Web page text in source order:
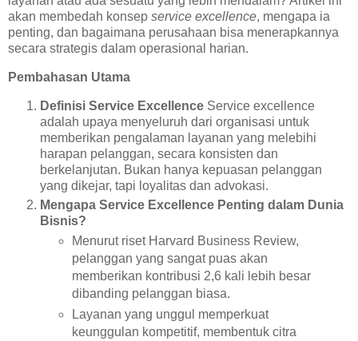
akan membedah konsep service excellence, mengapa ia
penting, dan bagaimana perusahaan bisa menerapkannya
secara strategis dalam operasional harian.
Pembahasan Utama
Definisi Service Excellence Service excellence
adalah upaya menyeluruh dari organisasi untuk
memberikan pengalaman layanan yang melebihi
harapan pelanggan, secara konsisten dan
berkelanjutan. Bukan hanya kepuasan pelanggan
yang dikejar, tapi loyalitas dan advokasi.
Mengapa Service Excellence Penting dalam Dunia
Bisnis?
Menurut riset Harvard Business Review,
pelanggan yang sangat puas akan
memberikan kontribusi 2,6 kali lebih besar
dibanding pelanggan biasa.
Layanan yang unggul memperkuat
keunggulan kompetitif, membentuk citra